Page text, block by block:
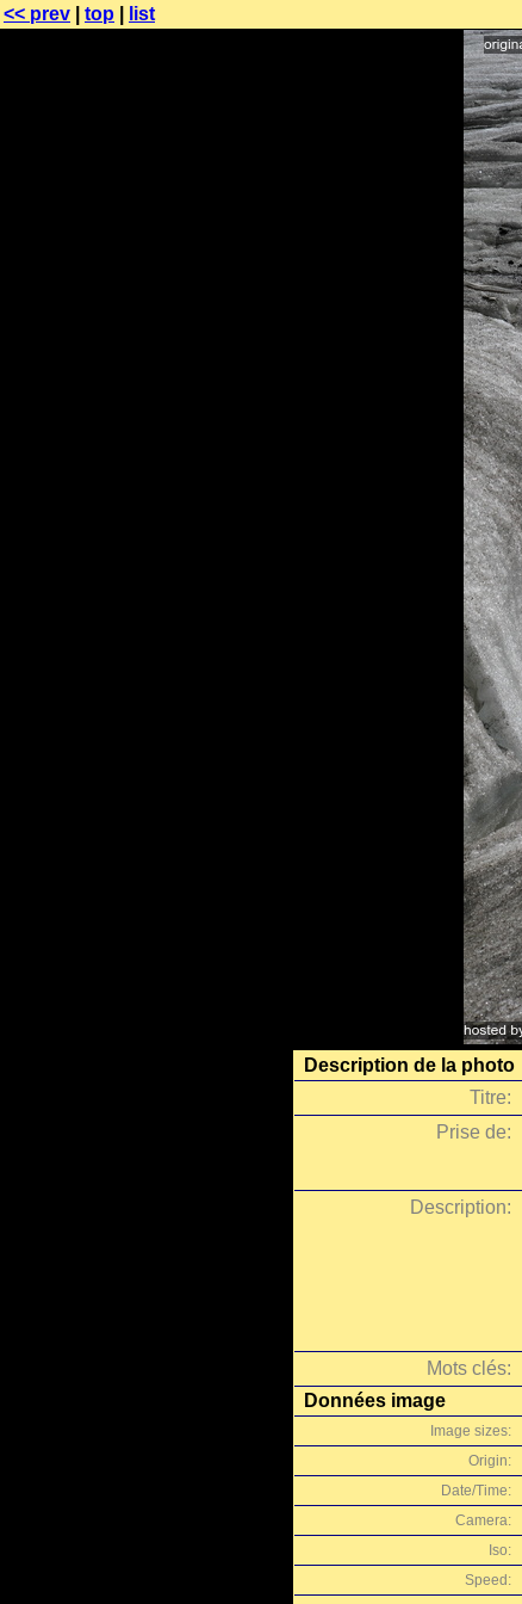
<< prev top list
Description de la photo
Titre:
Prise de:
Description:
Mots clés:
Données image
Image sizes:
Origin:
Date/Time:
Camera:
Iso:
Speed: